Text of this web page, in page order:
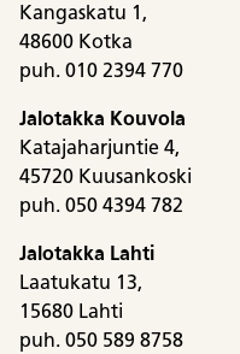
Kangaskatu 1,
48600 Kotka
puh. 010 2394 770
Jalotakka Kouvola
Katajaharjuntie 4,
45720 Kuusankoski
puh. 050 4394 782
Jalotakka Lahti
Laatukatu 13,
15680 Lahti
puh. 050 589 8758